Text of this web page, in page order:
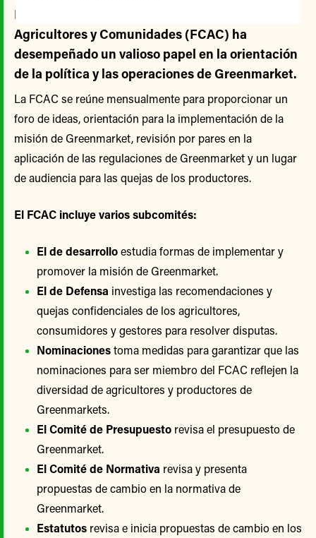
Desde su creación, el Comité Asesor de
Agricultores y Comunidades (FCAC) ha
desempeñado un valioso papel en la orientación
de la política y las operaciones de Greenmarket.
La FCAC se reúne mensualmente para proporcionar un
foro de ideas, orientación para la implementación de la
misión de Greenmarket, revisión por pares en la
aplicación de las regulaciones de Greenmarket y un lugar
de audiencia para las quejas de los productores.
El FCAC incluye varios subcomités:
El de desarrolloestudia formas de implementar y
promover la misión de Greenmarket.
El de Defensa investiga las recomendaciones y
quejas confidenciales de los agricultores,
consumidores y gestores para resolver disputas.
Nominacionestoma medidas para garantizar que las
nominaciones para ser miembro del FCAC reflejen la
diversidad de agricultores y productores de
Greenmarkets.
El Comité de Presupuesto revisa el presupuesto de
Greenmarket.
El Comité de Normativa revisa y presenta
propuestas de cambio en la normativa de
Greenmarket.
Estatutos revisa e inicia propuestas de cambio en los